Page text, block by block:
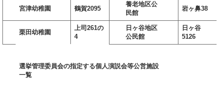
宮津幼稚園 鶴賀2095
養老地区公
民館
岩ヶ鼻38
栗田幼稚園
上司261の
4
日ヶ谷地区
公民館
日ヶ谷
5126
選挙管理委員会の指定する個人演説会等公営施設
一覧